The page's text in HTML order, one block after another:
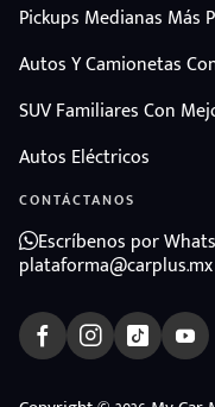
Pickups Medianas Más
Autos Y Camionetas
SUV Familiares Con
Autos Eléctricos
CONTÁCTANOS
Escríbenos por
plataforma@carplus.mx